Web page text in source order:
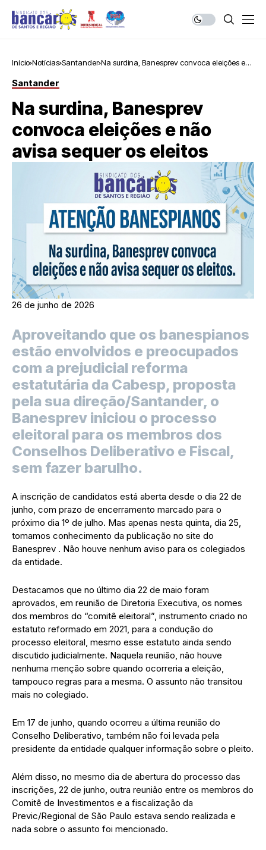
Início Notícias Santander Na surdina, Banesprev convoca eleições e
Santander
Na surdina, Banesprev
convoca eleições e não
avisa sequer os eleitos
26 de junho de 2026
Aproveitando que os banespianos
estão envolvidos e preocupados
com a prejudicial reforma
estatutária da Cabesp, proposta
pela sua direção/Santander, o
Banesprev iniciou o processo
eleitoral para os membros dos
Conselhos Deliberativo e Fiscal,
sem fazer barulho.
A inscrição de candidatos está aberta desde o dia 22 de
junho, com prazo de encerramento marcado para o
próximo dia 1º de julho. Mas apenas nesta quinta, dia 25,
tomamos conhecimento da publicação no site do
Banesprev . Não houve nenhum aviso para os colegiados
da entidade.
Destacamos que no último dia 22 de maio foram
aprovados, em reunião de Diretoria Executiva, os nomes
dos membros do “comitê eleitoral”, instrumento criado no
estatuto reformado em 2021, para a condução do
processo eleitoral, mesmo esse estatuto ainda sendo
discutido judicialmente. Naquela reunião, não houve
nenhuma menção sobre quando ocorreria a eleição,
tampouco regras para a mesma. O assunto não transitou
mais no colegiado.
Em 17 de junho, quando ocorreu a última reunião do
Conselho Deliberativo, também não foi levada pela
presidente da entidade qualquer informação sobre o pleito.
Além disso, no mesmo dia de abertura do processo das
inscrições, 22 de junho, outra reunião entre os membros do
Comitê de Investimentos e a fiscalização da
Previc/Regional de São Paulo estava sendo realizada e
nada sobre o assunto foi mencionado.